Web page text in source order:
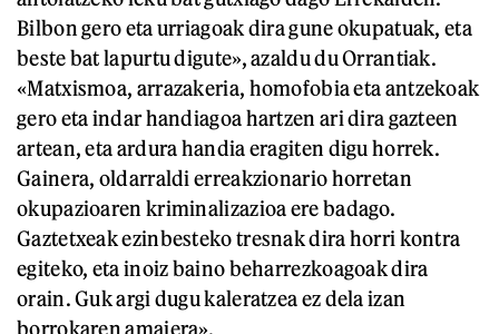
Bilbon gero eta urriagoak dira gune okupatuak, eta
beste bat lapurtu digute», azaldu du Orrantiak.
«Matxismoa, arrazakeria, homofobia eta antzekoak
gero eta indar handiagoa hartzen ari dira gazteen
artean, eta ardura handia eragiten digu horrek.
Gainera, oldarraldi erreakzionario horretan
okupazioaren kriminalizazioa ere badago.
Gaztetxeak ezinbesteko tresnak dira horri kontra
egiteko, eta inoiz baino beharrezkoagoak dira
orain. Guk argi dugu kaleratzea ez dela izan
borrokaren amaiera».